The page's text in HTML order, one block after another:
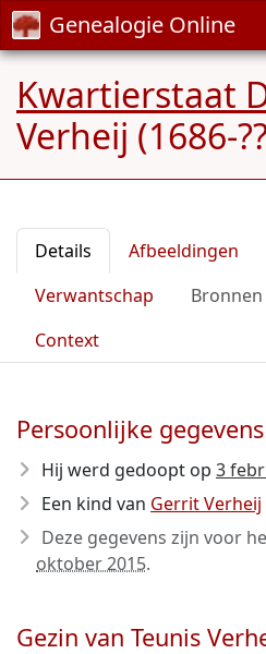
Genealogie Online
Kwartierstaat
Verheij (1686-
Details Afbeeldingen
Verwantschap
Bronnen
Context
Persoonlijke
Hij werd gedoopt op 3
Een kind van Gerrit Verheij
Deze gegevens zijn voor
oktober 2015.
Gezin van Teunis